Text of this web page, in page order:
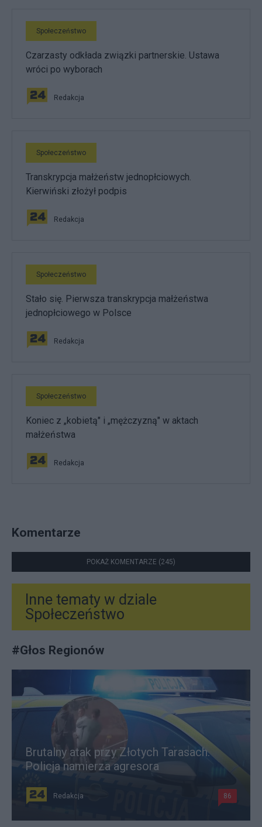
Społeczeństwo
Czarzasty odkłada związki partnerskie. Ustawa
wróci po wyborach
Redakcja
Społeczeństwo
Transkrypcja małżeństw jednopłciowych.
Kierwiński złożył podpis
Redakcja
Społeczeństwo
Stało się. Pierwsza transkrypcja małżeństwa
jednopłciowego w Polsce
Redakcja
Społeczeństwo
Koniec z „kobietą" i „mężczyzną" w aktach
małżeństwa
Redakcja
Komentarze
POKAŻ KOMENTARZE (245)
Inne tematy w dziale
Społeczeństwo
#Głos Regionów
Brutalny atak przy Złotych Tarasach.
Policja namierza agresora
Redakcja 86